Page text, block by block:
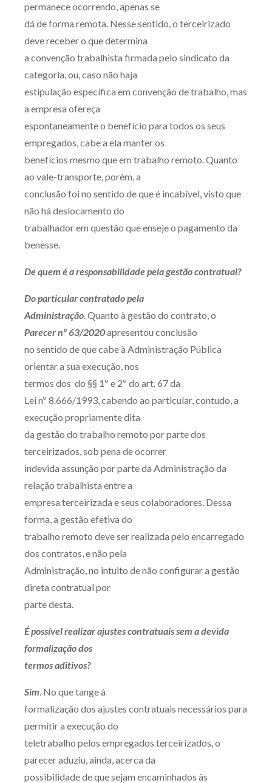
permanece ocorrendo, apenas se
dá de forma remota. Nesse sentido, o terceirizado
deve receber o que determina
a convenção trabalhista firmada pelo sindicato da
categoria, ou, caso não haja
estipulação específica em convenção de trabalho, mas
a empresa ofereça
espontaneamente o benefício para todos os seus
empregados, cabe a ela manter os
benefícios mesmo que em trabalho remoto. Quanto
ao vale-transporte, porém, a
conclusão foi no sentido de que é incabível, visto que
não há deslocamento do
trabalhador em questão que enseje o pagamento da
benesse.
De quem é a responsabilidade pela gestão contratual?
Do particular contratado pela
Administração. Quanto à gestão do contrato, o
Parecer nº 63/2020apresentou conclusão
no sentido de que cabe à Administração Pública
orientar a sua execução, nos
termos dos do §§ 1º e 2º do art. 67 da
Lei nº 8.666/1993, cabendo ao particular, contudo, a
execução propriamente dita
da gestão do trabalho remoto por parte dos
terceirizados, sob pena de ocorrer
indevida assunção por parte da Administração da
relação trabalhista entre a
empresa terceirizada e seus colaboradores. Dessa
forma, a gestão efetiva do
trabalho remoto deve ser realizada pelo encarregado
dos contratos, e não pela
Administração, no intuito de não configurar a gestão
direta contratual por
parte desta.
É possível realizar ajustes contratuais sem a devida
formalização dos
termos aditivos?
Sim. No que tange à
formalização dos ajustes contratuais necessários para
permitir a execução do
teletrabalho pelos empregados terceirizados, o
parecer aduziu, ainda, acerca da
possibilidade de que sejam encaminhados às